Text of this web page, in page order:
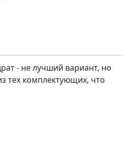
- не лучший вариант, но
тех комплектующих, что